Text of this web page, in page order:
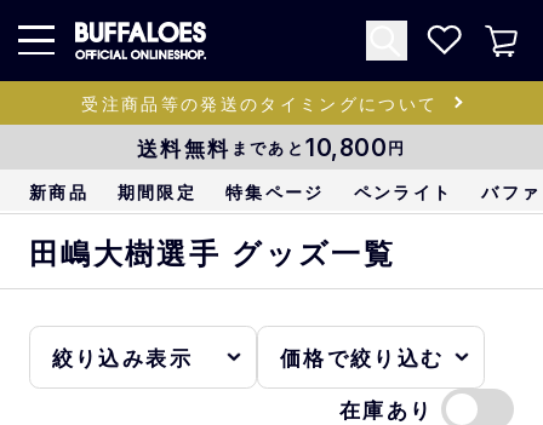
受注商品等の発送のタイミングについて
送料無料 まであと 10,800円
新商品 期間限定 特集ページ ペンライト バフ
田嶋大樹選手 グッズ一覧
在庫あり